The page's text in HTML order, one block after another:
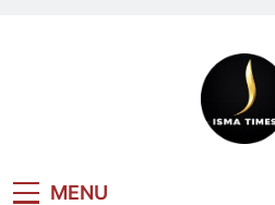
MENU